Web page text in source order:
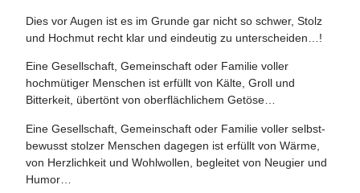
Dies vor Augen ist es im Grunde gar nicht so schwer, Stolz
und Hochmut recht klar und eindeutig zu unterscheiden…!
Eine Gesellschaft, Gemeinschaft oder Familie voller
hochmütiger Menschen ist erfüllt von Kälte, Groll und
Bitterkeit, übertönt von oberflächlichem Getöse…
Eine Gesellschaft, Gemeinschaft oder Familie voller selbst-
bewusst stolzer Menschen dagegen ist erfüllt von Wärme,
von Herzlichkeit und Wohlwollen, begleitet von Neugier und
Humor…